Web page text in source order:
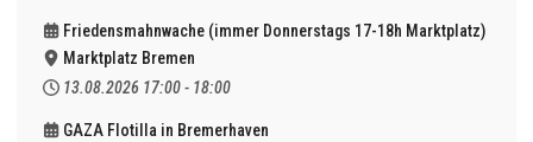
Friedensmahnwache (immer Donnerstags 17-18h Marktplatz)
Marktplatz Bremen
13.08.2026 17:00 - 18:00
GAZA Flotilla in Bremerhaven